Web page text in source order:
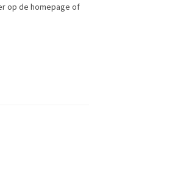
op de homepage of